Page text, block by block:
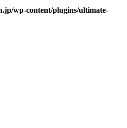
wp-content/plugins/ultimate-